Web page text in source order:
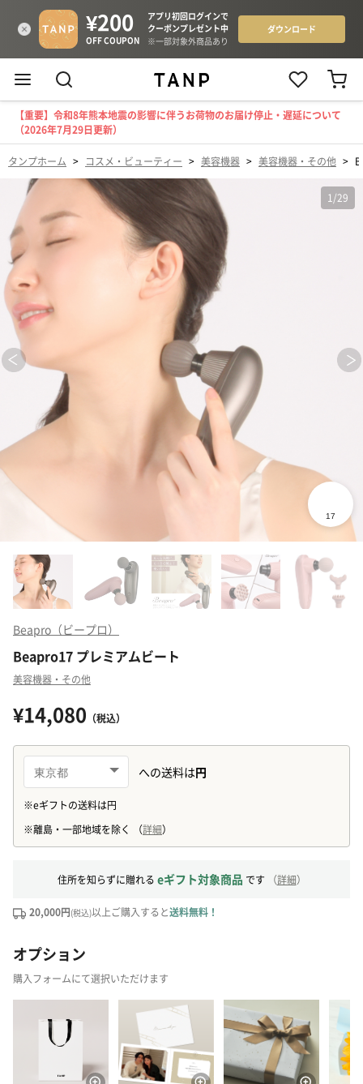
【重要】令和8年熊本地震の影響に伴うお荷物のお届け停止・遅延について
（2026年7月29日更新）
タンプホーム > コスメ・ビューティー > 美容機器 > 美容機器・その他 >
1 /29
Beapro（ビープロ）
Beapro17 プレミアムビート
美容機器・その他
¥14,080 （税込）
住所を知らずに贈れる eギフト対象商品 です （詳細）
20,000円(税込)以上ご購入すると送料無料！
オプション
購入フォームにて選択いただけます